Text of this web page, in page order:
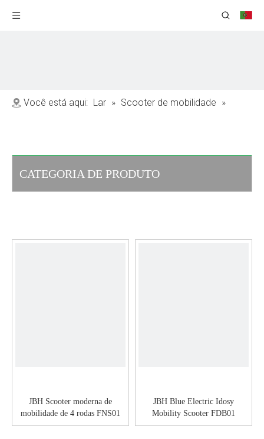
Você está aqui: Lar » Scooter de mobilidade »
CATEGORIA DE PRODUTO
JBH Scooter moderna de
mobilidade de 4 rodas FNS01
JBH Blue Electric Idosy
Mobility Scooter FDB01